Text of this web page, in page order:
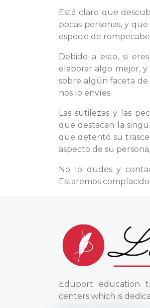
Está claro que
pocas personas, y
especie de
Debido a esto, si
elaborar algo mejor,
sobre algún faceta
nos lo envíes.
Las sutilezas y las
que destacan la
que detentó su
aspecto de su
No lo dudes y
Estaremos
Eduport education
centers which is